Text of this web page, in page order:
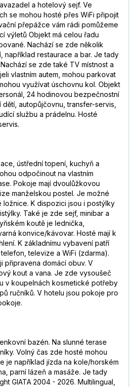
a hotelový sejf. Ve
se mohou hosté přes WiFi připojit
přepážce vám rádi pomůžeme
výletů Objekt má celou řadu
Nachází se zde několik
například restaurace a bar. Je tady
se zde také TV místnost a
vlastním autem, mohou parkovat
využívat úschovnu kol. Objekt
24 hodinovou bezpečnostní
autopůjčovnu, transfer-servis,
službu a prádelnu. Hosté
ústřední topení, kuchyň a
odpočinout na vlastním
Pokoje mají dvoulůžkovou
manželskou postel. Je možné
K dispozici jsou i postýlky
Také je zde sejf, minibar a
koutě je lednička,
konvice/kávovar. Hosté mají k
K základnímu vybavení patří
televize a WiFi (zdarma).
připravena domácí obuv. V
kout a vana. Je zde vysoušeč
v koupelnách kosmetické potřeby
ručníků. V hotelu jsou pokoje pro
bazén. Na slunné terase
Volný čas zde hosté mohou
je například jízda na kole/horském
parní lázeň a masáže. Je tady
GIATA 2004 - 2026. Multilingual,